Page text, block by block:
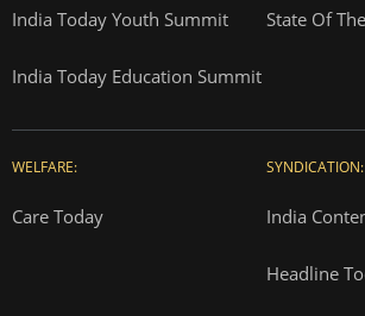
India Today Youth Summit State Of
India Today Education Summit
WELFARE:
Care Today
SYNDICATION:
India
Headline